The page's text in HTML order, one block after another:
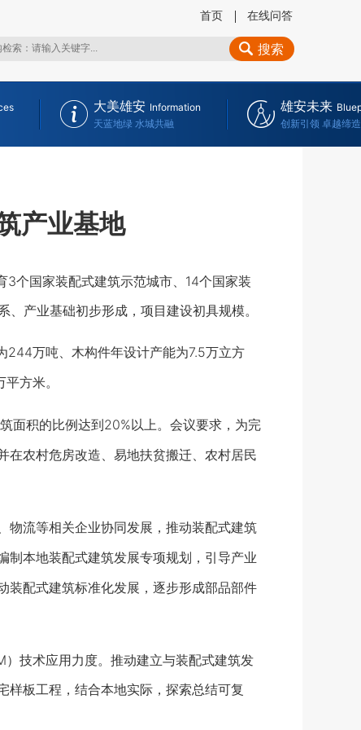
首页 在线问答
搜索
大美雄安 Information
天蓝地绿 水城共融
雄安未来
创新引领 卓越缔造
产业基地
国家装配式建筑示范城市、14个国家装
产业基础初步形成，项目建设初具规模。
万吨、木构件年设计产能为7.5万立方
方米。
积的比例达到20%以上。会议要求，为完
在农村危房改造、易地扶贫搬迁、农村居民
流等相关企业协同发展，推动装配式建筑
制本地装配式建筑发展专项规划，引导产业
装配式建筑标准化发展，逐步形成部品部件
技术应用力度。推动建立与装配式建筑发
样板工程，结合本地实际，探索总结可复